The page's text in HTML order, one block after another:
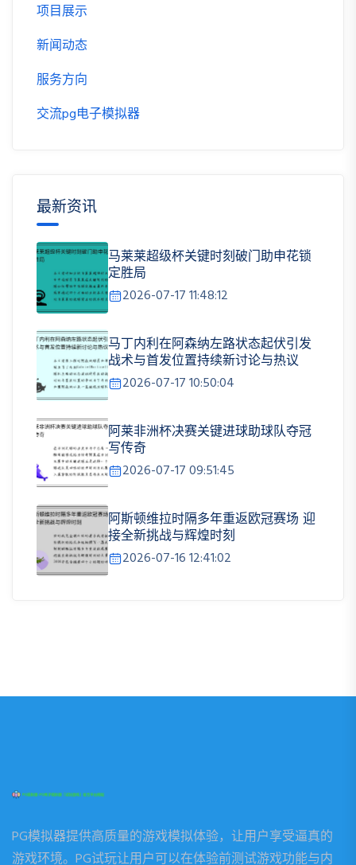
项目展示
新闻动态
服务方向
交流pg电子模拟器
最新资讯
马莱莱超级杯关键时刻破门助申花锁
定胜局
2026-07-17 11:48:12
马丁内利在阿森纳左路状态起伏引发
战术与首发位置持续新讨论与热议
2026-07-17 10:50:04
阿莱非洲杯决赛关键进球助球队夺冠
写传奇
2026-07-17 09:51:45
阿斯顿维拉时隔多年重返欧冠赛场 迎
接全新挑战与辉煌时刻
2026-07-16 12:41:02
PG模拟器提供高质量的游戏模拟体验，让用户享受逼真的
游戏环境。PG试玩让用户可以在体验前测试游戏功能与内